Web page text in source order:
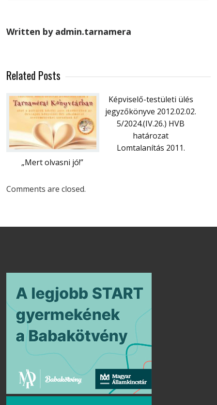
Written by admin.tarnamera
Related Posts
„Mert olvasni jó!”
Képviselő-testületi ülés
jegyzőkönyve 2012.02.02.
5/2024.(IV.26.) HVB
határozat
Lomtalanítás 2011.
Comments are closed.